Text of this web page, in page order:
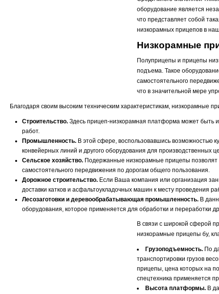
оборудование является
что представляет собой
низкорамных прицепов в
Низкорамные
Полуприцепы и прицепы
подъема. Такое
самостоятельного
что в значительной мере
Благодаря своим высоким техническим характеристикам, низкорамные
Строительство. Здесь прицеп-низкорамная платформа может быть
работ.
Промышленность. В этой сфере, воспользовавшись возможностью
конвейерных линий и другого оборудования для производственных
Сельское хозяйство. Подержанные низкорамные прицепы
самостоятельного передвижения по дорогам общего пользования.
Дорожное строительство. Если Ваша компания или организация
доставки катков и асфальтоукладочных машин к месту проведения
Лесозаготовки и деревообрабатывающая промышленность. В
оборудования, которое применяется для обработки и переработки
В связи с широкой сферой
низкорамные прицепы бу,
Грузоподъемность. По
транспортировки грузов
прицепы, цена которых на
спецтехника применяется
Высота платформы. В